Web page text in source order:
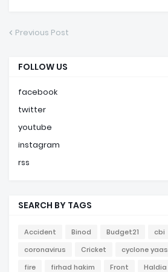
Previous Post
FOLLOW US
facebook
twitter
youtube
instagram
rss
SEARCH BY TAGS
Accident Binod Budget21 cbi
coronavirus
Cricket cyclone yaas
fire
firhad hakim Front Haldia